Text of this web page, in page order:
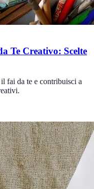
Te Creativo: Scelte
fai da te e contribuisci a